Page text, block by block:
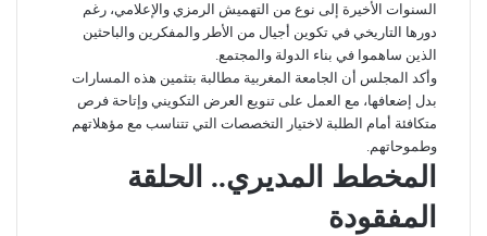
السنوات الأخيرة إلى نوع من التهميش الرمزي والإعلامي، رغم
دورها التاريخي في تكوين أجيال من الأطر والمفكرين والباحثين
الذين ساهموا في بناء الدولة والمجتمع.
وأكد المجلس أن الجامعة المغربية مطالبة بتثمين هذه المسارات
بدل إضعافها، مع العمل على تنويع العرض التكويني وإتاحة فرص
متكافئة أمام الطلبة لاختيار التخصصات التي تتناسب مع مؤهلاتهم
وطموحاتهم.
المخطط المديري.. الحلقة
المفقودة